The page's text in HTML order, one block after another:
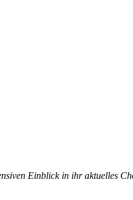
Einblick in ihr aktuelles